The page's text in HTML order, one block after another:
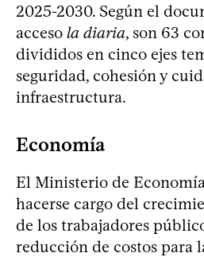
2025-2030. Según el
acceso la diaria, son 63
divididos en cinco ejes
seguridad, cohesión y
infraestructura.
Economía
El Ministerio de
hacerse cargo del
de los trabajadores
reducción de costos para